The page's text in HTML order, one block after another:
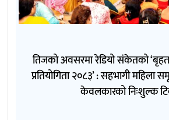
तिजको अवसरमा रेडियो संकेतको
प्रतियोगिता २०८३’ : सहभागी महिला
केवलकारको निःशुल्क